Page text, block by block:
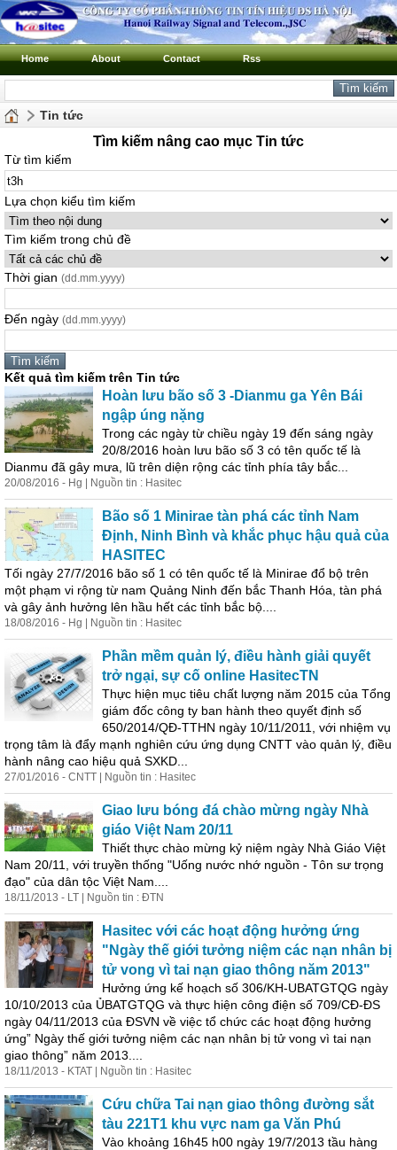
Home About Contact Rss
Tin tức
Tìm kiếm nâng cao mục Tin tức
Từ tìm kiếm
Lựa chọn kiểu tìm kiếm
Tìm kiếm trong chủ đề
Thời gian (dd.mm.yyyy)
Đến ngày (dd.mm.yyyy)
Kết quả tìm kiếm trên Tin tức
Hoàn lưu bão số 3 -Dianmu ga Yên Bái
ngập úng nặng
Trong các ngày từ chiều ngày 19 đến sáng ngày
20/8/2016 hoàn lưu bão số 3 có tên quốc tế là
Dianmu đã gây mưa, lũ trên diện rộng các tỉnh phía tây bắc...
20/08/2016 - Hg | Nguồn tin : Hasitec
Bão số 1 Minirae tàn phá các tỉnh Nam
Định, Ninh Bình và khắc phục hậu quả của
HASITEC
Tối ngày 27/7/2016 bão số 1 có tên quốc tế là Minirae đổ bộ trên
một phạm vi rộng từ nam Quảng Ninh đến bắc Thanh Hóa, tàn phá
và gây ảnh hưởng lên hầu hết các tỉnh bắc bộ....
18/08/2016 - Hg | Nguồn tin : Hasitec
Phần mềm quản lý, điều hành giải quyết
trở ngại, sự cố online HasitecTN
Thực hiện mục tiêu chất lượng năm 2015 của Tổng
giám đốc công ty ban hành theo quyết định số
650/2014/QĐ-TTHN ngày 10/11/2011, với nhiệm vụ
trọng tâm là đẩy mạnh nghiên cứu ứng dụng CNTT vào quản lý, điều
hành nâng cao hiệu quả SXKD...
27/01/2016 - CNTT | Nguồn tin : Hasitec
Giao lưu bóng đá chào mừng ngày Nhà
giáo Việt Nam 20/11
Thiết thực chào mừng kỷ niệm ngày Nhà Giáo Việt
Nam 20/11, với truyền thống "Uống nước nhớ nguồn - Tôn sư trọng
đạo" của dân tộc Việt Nam....
18/11/2013 - LT | Nguồn tin : ĐTN
Hasitec với các hoạt động hưởng ứng
"Ngày thế giới tưởng niệm các nạn nhân bị
tử vong vì tai nạn giao thông năm 2013"
Hưởng ứng kế hoạch số 306/KH-UBATGTQG ngày
10/10/2013 của ỦBATGTQG và thực hiện công điện số 709/CĐ-ĐS
ngày 04/11/2013 của ĐSVN về việc tổ chức các hoạt động hưởng
ứng” Ngày thế giới tưởng niệm các nạn nhân bị tử vong vì tai nạn
giao thông” năm 2013....
18/11/2013 - KTAT | Nguồn tin : Hasitec
Cứu chữa Tai nạn giao thông đường sắt
tàu 221T1 khu vực nam ga Văn Phú
Vào khoảng 16h45 h00 ngày 19/7/2013 tầu hàng